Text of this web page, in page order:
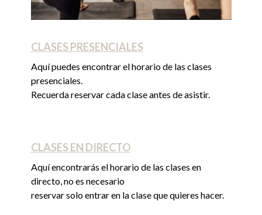
CLASES PRESENCIALES
Aquí puedes encontrar el horario de las clases
presenciales.
Recuerda reservar cada clase antes de asistir.
CLASES EN DIRECTO
Aquí encontrarás el horario de las clases en
directo, no es necesario
reservar solo entrar en la clase que quieres hacer.